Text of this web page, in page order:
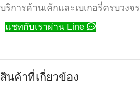
บริการด้านเค้กและเบเกอรี่ครบวงจร
แชทกับเราผ่าน Line
สินค้าที่เกี่ยวข้อง